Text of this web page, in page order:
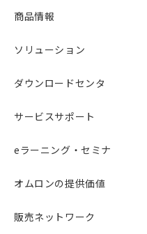
商品情報
ソリューション
ダウンロードセンタ
サービスサポート
eラーニング・セミナ
オムロンの提供価値
販売ネットワーク